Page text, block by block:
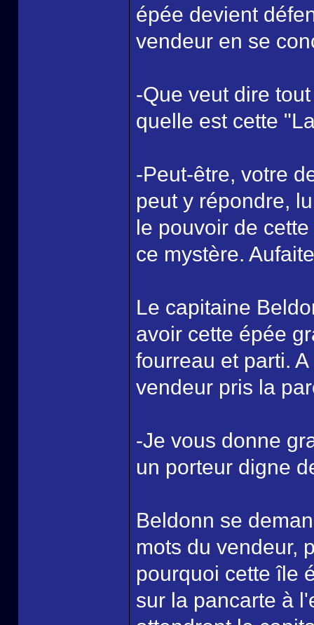
épée devient
vendeur en se
-Que veut dire
quelle est cette
-Peut-être, votre
peut y répondre,
le pouvoir de
ce mystère.
Le capitaine
avoir cette épée
fourreau et parti.
vendeur pris la
-Je vous donne
un porteur digne
Beldonn se
mots du vendeur,
pourquoi cette île
sur la pancarte à